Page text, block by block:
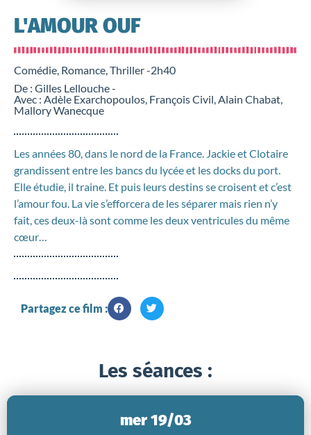
L'AMOUR OUF
Comédie, Romance, Thriller -2h40
De : Gilles Lellouche -
Avec : Adèle Exarchopoulos, François Civil, Alain Chabat,
Mallory Wanecque
Les années 80, dans le nord de la France. Jackie et Clotaire
grandissent entre les bancs du lycée et les docks du port.
Elle étudie, il traine. Et puis leurs destins se croisent et c’est
l’amour fou. La vie s’efforcera de les séparer mais rien n’y
fait, ces deux-là sont comme les deux ventricules du même
cœur…
Partagez ce film :
Les séances :
mer 19/03